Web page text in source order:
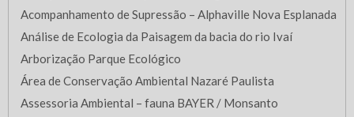
Acompanhamento de Supressão – Alphaville Nova Esplanada
Análise de Ecologia da Paisagem da bacia do rio Ivaí
Arborização Parque Ecológico
Área de Conservação Ambiental Nazaré Paulista
Assessoria Ambiental – fauna BAYER / Monsanto